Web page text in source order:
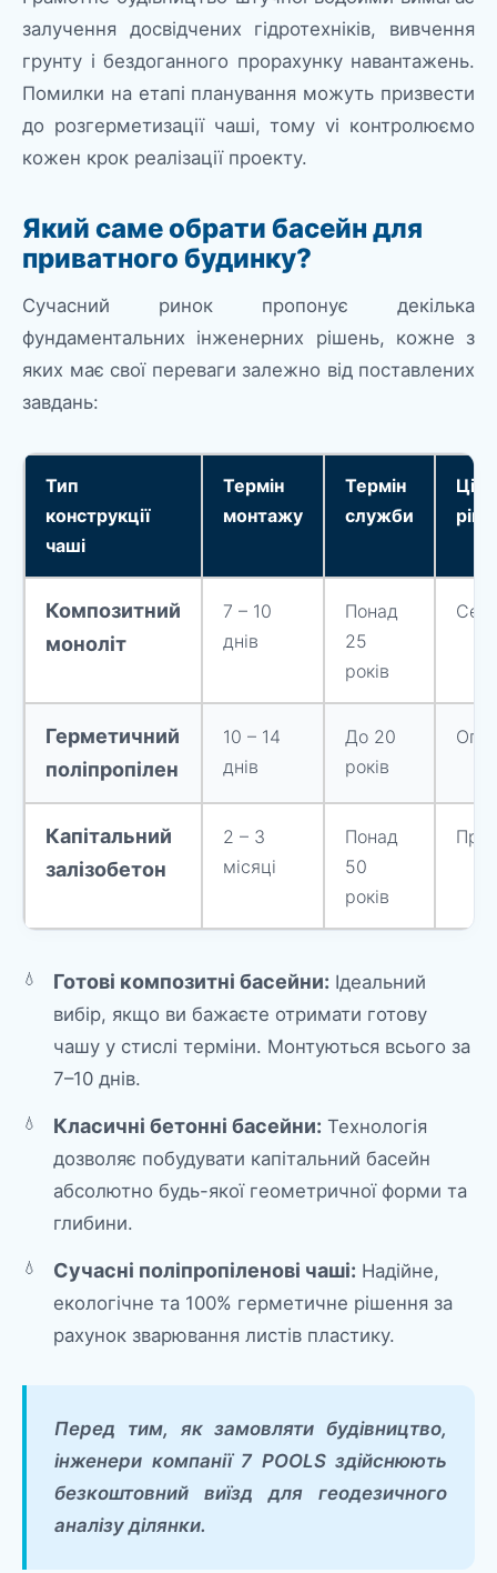
залучення досвідчених гідротехніків, вивчення
грунту і бездоганного прорахунку навантажень.
Помилки на етапі планування можуть призвести
до розгерметизації чаші, тому vi контролюємо
кожен крок реалізації проекту.
Який саме обрати басейн для
приватного будинку?
Сучасний ринок пропонує декілька
фундаментальних інженерних рішень, кожне з
яких має свої переваги залежно від поставлених
завдань:
Тип
конструкції
чаші
Термін
монтажу
Термін
служби
Композитний
моноліт
7 – 10
днів
Понад
25
років
Герметичний
поліпропілен
10 – 14
днів
До 20
років
Капітальний
залізобетон
2 – 3
місяці
Понад
50
років
Готові композитні басейни: Ідеальний
вибір, якщо ви бажаєте отримати готову
чашу у стислі терміни. Монтуються всього за
7–10 днів.
Класичні бетонні басейни: Технологія
дозволяє побудувати капітальний басейн
абсолютно будь-якої геометричної форми та
глибини.
Сучасні поліпропіленові чаші: Надійне,
екологічне та 100% герметичне рішення за
рахунок зварювання листів пластику.
Перед тим, як замовляти будівництво,
інженери компанії 7 POOLS здійснюють
безкоштовний виїзд для геодезичного
аналізу ділянки.